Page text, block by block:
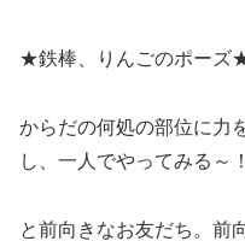
★鉄棒、りんごのポーズ
からだの何処の部位に力
し、一人でやってみる～！
と前向きなお友だち。前